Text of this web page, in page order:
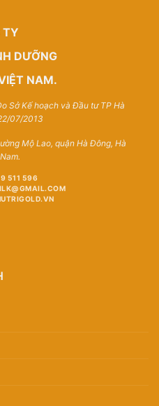
TY
DƯỠNG
NAM.
Sở Kế hoạch và Đầu tư TP Hà
07/2013
Mộ Lao, quận Hà Đông, Hà
511 596